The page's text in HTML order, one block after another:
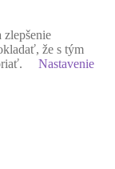
zlepšenie
že s tým
Nastavenie